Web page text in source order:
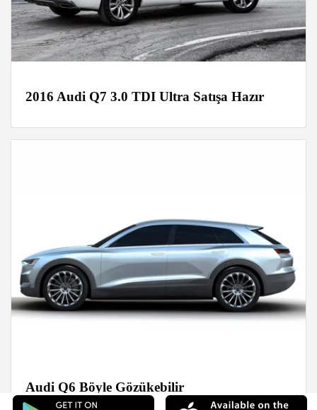
2016 Audi Q7 3.0 TDI Ultra Satışa Hazır
Audi Q6 Böyle Gözükebilir